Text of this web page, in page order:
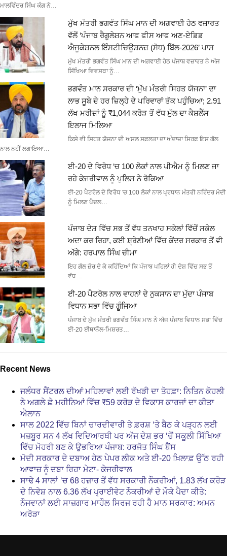
ਮਾਲਵਿੰਦਰ ਸਿੰਘ ਕੰਗ ਨੇ…
ਮੁੱਖ ਮੰਤਰੀ ਭਗਵੰਤ ਸਿੰਘ ਮਾਨ ਦੀ ਅਗਵਾਈ ਹੇਠ ਵਜ਼ਾਰਤ
ਵੱਲੋਂ ‘ਪੰਜਾਬ ਰੈਗੂਲੇਸ਼ਨ ਆਫ ਫੀਸ ਆਫ ਅਣ-ਏਡਿਡ
ਐਜੂਕੇਸ਼ਨਲ ਇੰਸਟੀਚਿਊਸ਼ਨਜ਼ (ਸੋਧ) ਬਿੱਲ-2026’ ਪਾਸ
ਮੁੱਖ ਮੰਤਰੀ ਭਗਵੰਤ ਸਿੰਘ ਮਾਨ ਦੀ ਅਗਵਾਈ ਹੇਠ ਪੰਜਾਬ ਵਜ਼ਾਰਤ ਨੇ ਅੱਜ
ਸਿੱਖਿਆ ਵਿਵਸਥਾ ਨੂੰ…
ਭਗਵੰਤ ਮਾਨ ਸਰਕਾਰ ਦੀ ‘ਮੁੱਖ ਮੰਤਰੀ ਸਿਹਤ ਯੋਜਨਾ’ ਦਾ
ਲਾਭ ਸੂਬੇ ਦੇ ਹਰ ਜ਼ਿਲ੍ਹੇ ਦੇ ਪਰਿਵਾਰਾਂ ਤੱਕ ਪਹੁੰਚਿਆ; 2.91
ਲੱਖ ਮਰੀਜ਼ਾਂ ਨੂੰ ₹1,044 ਕਰੋੜ ਤੋਂ ਵੱਧ ਮੁੱਲ ਦਾ ਕੈਸ਼ਲੈੱਸ
ਇਲਾਜ ਮਿਲਿਆ
ਕਿਸੇ ਵੀ ਸਿਹਤ ਯੋਜਨਾ ਦੀ ਅਸਲ ਸਫ਼ਲਤਾ ਦਾ ਅੰਦਾਜ਼ਾ ਸਿਰਫ਼ ਇਸ ਗੱਲ
ਨਾਲ ਨਹੀਂ ਲਗਾਇਆ…
ਈ-20 ਦੇ ਵਿਰੋਧ ‘ਚ 100 ਲੋਕਾਂ ਨਾਲ ਪੀਐਮ ਨੂੰ ਮਿਲਣ ਜਾ
ਰਹੇ ਕੇਜਰੀਵਾਲ ਨੂੰ ਪੁਲਿਸ ਨੇ ਰੋਕਿਆ
ਈ-20 ਪੈਟਰੋਲ ਦੇ ਵਿਰੋਧ 'ਚ 100 ਲੋਕਾਂ ਨਾਲ ਪ੍ਰਧਾਨ ਮੰਤਰੀ ਨਰਿੰਦਰ ਮੋਦੀ
ਨੂੰ ਮਿਲਣ ਪੈਦਲ…
ਪੰਜਾਬ ਦੇਸ਼ ਵਿੱਚ ਸਭ ਤੋਂ ਵੱਧ ਤਨਖਾਹ ਸਕੇਲਾਂ ਵਿੱਚੋਂ ਸਕੇਲ
ਅਦਾ ਕਰ ਰਿਹਾ, ਕਈ ਸ਼੍ਰੇਣੀਆਂ ਵਿੱਚ ਕੇਂਦਰ ਸਰਕਾਰ ਤੋਂ ਵੀ
ਅੱਗੇ: ਹਰਪਾਲ ਸਿੰਘ ਚੀਮਾ
ਇਹ ਗੱਲ ਜ਼ੋਰ ਦੇ ਕੇ ਕਹਿੰਦਿਆਂ ਕਿ ਪੰਜਾਬ ਪਹਿਲਾਂ ਹੀ ਦੇਸ਼ ਵਿੱਚ ਸਭ ਤੋਂ
ਵੱਧ…
ਈ-20 ਪੈਟਰੋਲ ਨਾਲ ਵਾਹਨਾਂ ਦੇ ਨੁਕਸਾਨ ਦਾ ਮੁੱਦਾ ਪੰਜਾਬ
ਵਿਧਾਨ ਸਭਾ ਵਿੱਚ ਗੂੰਜਿਆ
ਪੰਜਾਬ ਦੇ ਮੁੱਖ ਮੰਤਰੀ ਭਗਵੰਤ ਸਿੰਘ ਮਾਨ ਨੇ ਅੱਜ ਪੰਜਾਬ ਵਿਧਾਨ ਸਭਾ ਵਿੱਚ
ਈ-20 ਈਥਾਨੌਲ-ਮਿਸ਼ਰਤ…
Recent News
ਜਲੰਧਰ ਸੈਂਟਰਲ ਦੀਆਂ ਮਹਿਲਾਵਾਂ ਲਈ ਰੱਖੜੀ ਦਾ ਤੋਹਫ਼ਾ: ਨਿਤਿਨ ਕੋਹਲੀ
ਨੇ ਅਗਲੇ ਛੇ ਮਹੀਨਿਆਂ ਵਿੱਚ ₹59 ਕਰੋੜ ਦੇ ਵਿਕਾਸ ਕਾਰਜਾਂ ਦਾ ਕੀਤਾ
ਐਲਾਨ
ਸਾਲ 2022 ਵਿੱਚ ਬਿਨਾਂ ਚਾਰਦੀਵਾਰੀ ਤੇ ਫ਼ਰਸ਼ ‘ਤੇ ਬੈਠ ਕੇ ਪੜ੍ਹਨ ਲਈ
ਮਜ਼ਬੂਰ ਸਨ 4 ਲੱਖ ਵਿਦਿਆਰਥੀ ਪਰ ਅੱਜ ਦੇਸ਼ ਭਰ ‘ਚੋਂ ਸਕੂਲੀ ਸਿੱਖਿਆ
ਵਿੱਚ ਮੋਹਰੀ ਬਣ ਕੇ ਉਭਰਿਆ ਪੰਜਾਬ: ਹਰਜੋਤ ਸਿੰਘ ਬੈਂਸ
ਮੋਦੀ ਸਰਕਾਰ ਦੇ ਦਬਾਅ ਹੇਠ ਪੇਪਰ ਲੀਕ ਅਤੇ ਈ-20 ਖ਼ਿਲਾਫ਼ ਉੱਠ ਰਹੀ
ਆਵਾਜ਼ ਨੂੰ ਦਬਾ ਰਿਹਾ ਮੇਟਾ- ਕੇਜਰੀਵਾਲ
ਸਾਢੇ 4 ਸਾਲਾਂ ‘ਚ 68 ਹਜ਼ਾਰ ਤੋਂ ਵੱਧ ਸਰਕਾਰੀ ਨੌਕਰੀਆਂ, 1.83 ਲੱਖ ਕਰੋੜ
ਦੇ ਨਿਵੇਸ਼ ਨਾਲ 6.36 ਲੱਖ ਪ੍ਰਾਈਵੇਟ ਨੌਕਰੀਆਂ ਦੇ ਮੌਕੇ ਪੈਦਾ ਕੀਤੇ:
ਨੌਜਵਾਨਾਂ ਲਈ ਸਾਜ਼ਗਾਰ ਮਾਹੌਲ ਸਿਰਜ ਰਹੀ ਹੈ ਮਾਨ ਸਰਕਾਰ: ਅਮਨ
ਅਰੋੜਾ